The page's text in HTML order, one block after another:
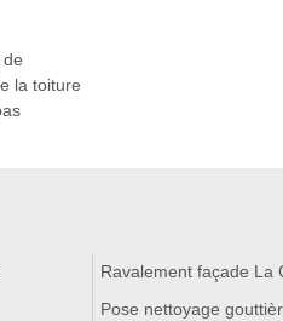
la toiture
Ravalement façade La
Pose nettoyage